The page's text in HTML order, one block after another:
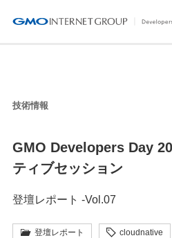
技術情報
GMO Developers Day
ティブセッション
登壇レポート -Vol.07
登壇レポート cloudnative